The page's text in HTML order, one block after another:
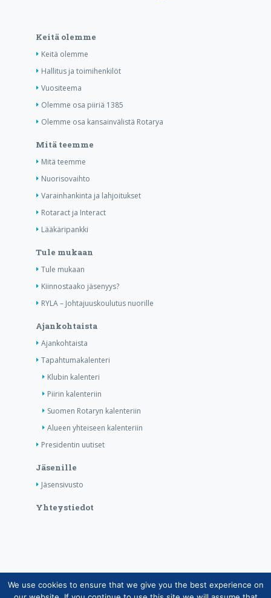
Keitä olemme
Keitä olemme
Hallitus ja toimihenkilöt
Vuositeema
Olemme osa piiriä 1385
Olemme osa kansainvälistä Rotarya
Mitä teemme
Mitä teemme
Nuorisovaihto
Varainhankinta ja lahjoitukset
Rotaract ja Interact
Lääkäripankki
Tule mukaan
Tule mukaan
Kiinnostaako jäsenyys?
RYLA – Johtajuuskoulutus nuorille
Ajankohtaista
Ajankohtaista
Tapahtumakalenteri
Klubin kalenteri
Piirin kalenteriin
Suomen Rotaryn kalenteriin
Alueen yhteiseen kalenteriin
Presidentin uutiset
Jäsenille
Jäsensivusto
Yhteystiedot
Copyright © Suomen Rotarypalvelu ry 2026 |
We use cookies to ensure that we give you the best experience on